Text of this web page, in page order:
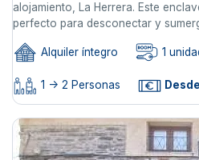
alojamiento, La Herrera. Este
perfecto para desconectar y
Alquiler íntegro 1
1 -> 2 Personas